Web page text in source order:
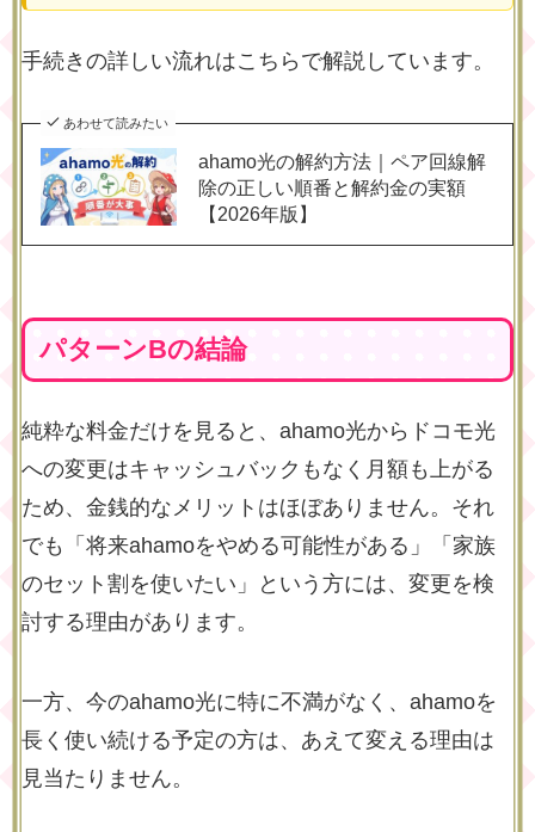
手続きの詳しい流れはこちらで解説しています。
あわせて読みたい
ahamo光の解約方法｜ペア回線解
除の正しい順番と解約金の実額
【2026年版】
パターンBの結論
純粋な料金だけを見ると、ahamo光からドコモ光
への変更はキャッシュバックもなく月額も上がる
ため、金銭的なメリットはほぼありません。それ
でも「将来ahamoをやめる可能性がある」「家族
のセット割を使いたい」という方には、変更を検
討する理由があります。
一方、今のahamo光に特に不満がなく、ahamoを
長く使い続ける予定の方は、あえて変える理由は
見当たりません。